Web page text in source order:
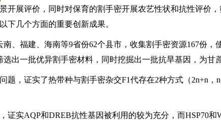
展评价，同时对保育的割手密开展农艺性状和抗性评价
下几个方面的重要创新成果。
、福建、海南等9省份62个县市，收集割手密资源167份
出一批优异割手密材料，同时挖掘出一批抗旱基因，为甘
，证实了热带种与割手密杂交F1代存在2种方式（2n+n，
实AQP和DREB抗性基因被利用的较为充分，而HSP70